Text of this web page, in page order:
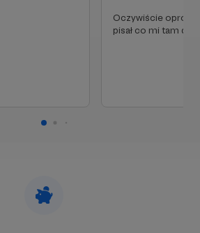
treść musisz zmienić ustawienia
wielu opanowałem sztukę
Oczywiście
pisał co mi tam do